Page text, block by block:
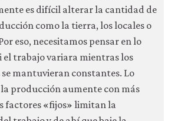
es difícil alterar la cantidad de
como la tierra, los locales o
eso, necesitamos pensar en lo
el trabajo variara mientras los
mantuvieran constantes. Lo
producción aumente con más
factores «fijos» limitan la